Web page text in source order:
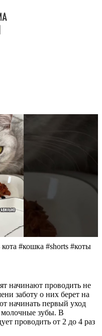
#кошка #shorts #коты
начинают проводить не
заботу о них берет на
начинать первый уход
молочные зубы. В
проводить от 2 до 4 раз